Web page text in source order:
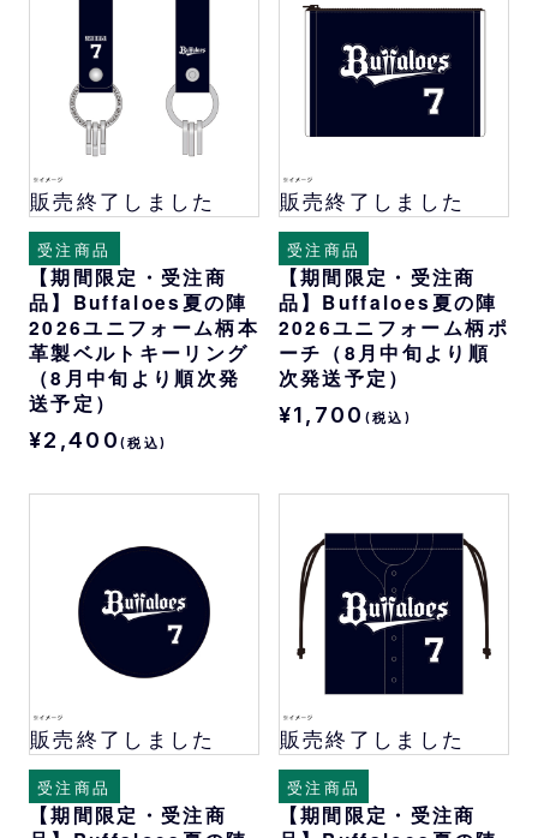
販売終了しました
受注商品
【期間限定・受注商
品】Buffaloes夏の陣
2026ユニフォーム柄本
革製ベルトキーリング
（8月中旬より順次発
送予定）
¥2,400 (税込)
販売終了しました
受注商品
【期間限定・受注商
品】Buffaloes夏の陣
2026ユニフォーム柄ポ
ーチ（8月中旬より順
次発送予定）
¥1,700 (税込)
販売終了しました
受注商品
【期間限定・受注商
販売終了しました
受注商品
【期間限定・受注商